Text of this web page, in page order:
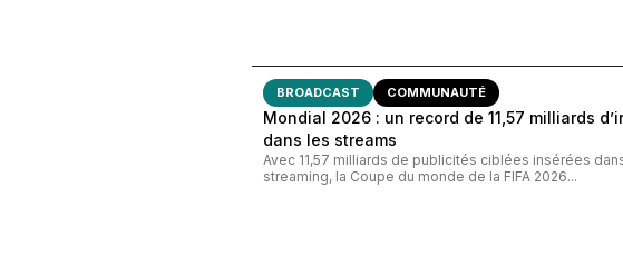
BROADCAST COMMUNAUTÉ
Mondial 2026 : un record de 11,57 milliards
dans les streams
Avec 11,57 milliards de publicités ciblées insérées
streaming, la Coupe du monde de la FIFA 2026...